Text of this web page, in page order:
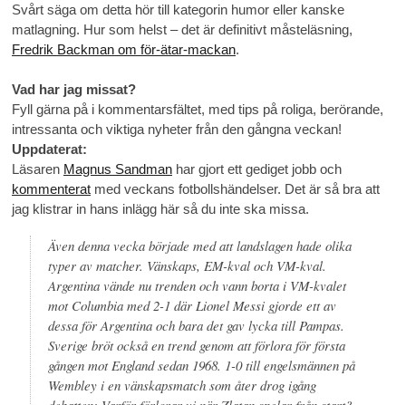
Svårt säga om detta hör till kategorin humor eller kanske
matlagning. Hur som helst – det är definitivt måsteläsning,
Fredrik Backman om för-ätar-mackan.
Vad har jag missat?
Fyll gärna på i kommentarsfältet, med tips på roliga, berörande,
intressanta och viktiga nyheter från den gångna veckan!
Uppdaterat:
Läsaren Magnus Sandman har gjort ett gediget jobb och
kommenterat med veckans fotbollshändelser. Det är så bra att
jag klistrar in hans inlägg här så du inte ska missa.
Även denna vecka började med att landslagen hade olika
typer av matcher. Vänskaps, EM-kval och VM-kval.
Argentina vände nu trenden och vann borta i VM-kvalet
mot Columbia med 2-1 där Lionel Messi gjorde ett av
dessa för Argentina och bara det gav lycka till Pampas.
Sverige bröt också en trend genom att förlora för första
gången mot England sedan 1968. 1-0 till engelsmännen på
Wembley i en vänskapsmatch som åter drog igång